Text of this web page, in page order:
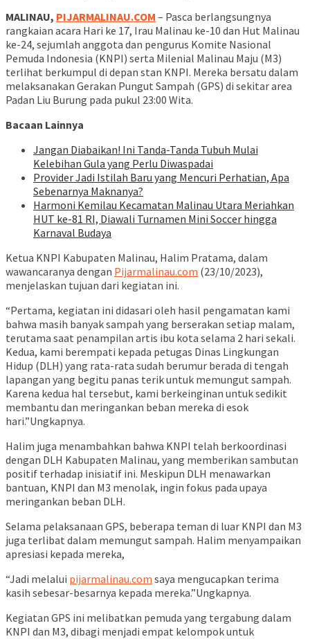
MALINAU, PIJARMALINAU.COM – Pasca berlangsungnya
rangkaian acara Hari ke 17, Irau Malinau ke-10 dan Hut Malinau
ke-24, sejumlah anggota dan pengurus Komite Nasional
Pemuda Indonesia (KNPI) serta Milenial Malinau Maju (M3)
terlihat berkumpul di depan stan KNPI. Mereka bersatu dalam
melaksanakan Gerakan Pungut Sampah (GPS) di sekitar area
Padan Liu Burung pada pukul 23:00 Wita.
Bacaan Lainnya
Jangan Diabaikan! Ini Tanda-Tanda Tubuh Mulai
Kelebihan Gula yang Perlu Diwaspadai
Provider Jadi Istilah Baru yang Mencuri Perhatian, Apa
Sebenarnya Maknanya?
Harmoni Kemilau Kecamatan Malinau Utara Meriahkan
HUT ke-81 RI, Diawali Turnamen Mini Soccer hingga
Karnaval Budaya
Ketua KNPI Kabupaten Malinau, Halim Pratama, dalam
wawancaranya dengan Pijarmalinau.com (23/10/2023),
menjelaskan tujuan dari kegiatan ini.
“Pertama, kegiatan ini didasari oleh hasil pengamatan kami
bahwa masih banyak sampah yang berserakan setiap malam,
terutama saat penampilan artis ibu kota selama 2 hari sekali.
Kedua, kami berempati kepada petugas Dinas Lingkungan
Hidup (DLH) yang rata-rata sudah berumur berada di tengah
lapangan yang begitu panas terik untuk memungut sampah.
Karena kedua hal tersebut, kami berkeinginan untuk sedikit
membantu dan meringankan beban mereka di esok
hari.”Ungkapnya.
Halim juga menambahkan bahwa KNPI telah berkoordinasi
dengan DLH Kabupaten Malinau, yang memberikan sambutan
positif terhadap inisiatif ini. Meskipun DLH menawarkan
bantuan, KNPI dan M3 menolak, ingin fokus pada upaya
meringankan beban DLH.
Selama pelaksanaan GPS, beberapa teman di luar KNPI dan M3
juga terlibat dalam memungut sampah. Halim menyampaikan
apresiasi kepada mereka,
“Jadi melalui pijarmalinau.com saya mengucapkan terima
kasih sebesar-besarnya kepada mereka.”Ungkapnya.
Kegiatan GPS ini melibatkan pemuda yang tergabung dalam
KNPI dan M3, dibagi menjadi empat kelompok untuk